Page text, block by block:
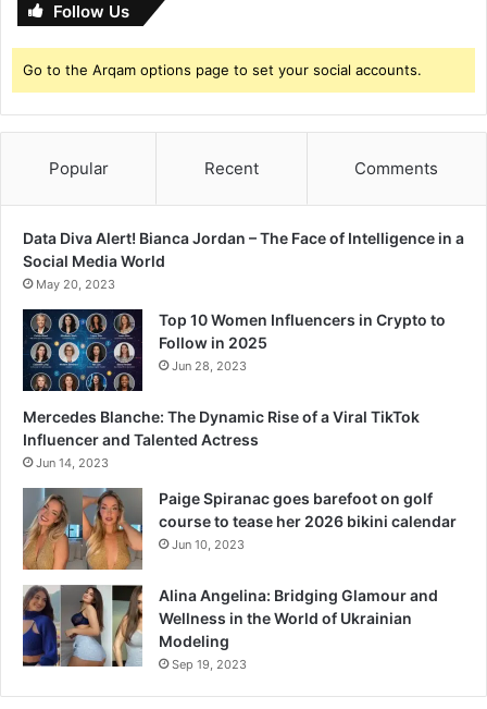
Follow Us
Go to the Arqam options page to set your social accounts.
Popular Recent Comments
Data Diva Alert! Bianca Jordan – The Face of Intelligence in a
Social Media World
May 20, 2023
Top 10 Women Influencers in Crypto to
Follow in 2025
Jun 28, 2023
Mercedes Blanche: The Dynamic Rise of a Viral TikTok
Influencer and Talented Actress
Jun 14, 2023
Paige Spiranac goes barefoot on golf
course to tease her 2026 bikini calendar
Jun 10, 2023
Alina Angelina: Bridging Glamour and
Wellness in the World of Ukrainian
Modeling
Sep 19, 2023